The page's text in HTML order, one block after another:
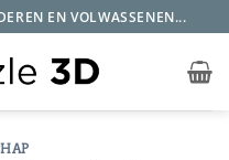
EN VOLWASSENEN...